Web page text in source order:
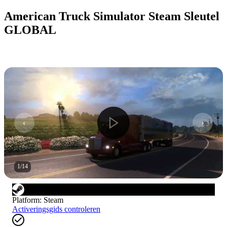
American Truck Simulator Steam Sleutel
GLOBAL
1/14
Platform: Steam
Activeringsgids controleren